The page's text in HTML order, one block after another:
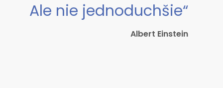
Ale nie jednoduchšie“
Albert Einstein